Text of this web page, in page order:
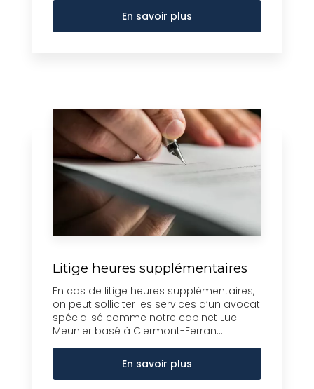
En savoir plus
Litige heures supplémentaires
En cas de litige heures supplémentaires,
on peut solliciter les services d’un avocat
spécialisé comme notre cabinet Luc
Meunier basé à Clermont-Ferran...
En savoir plus